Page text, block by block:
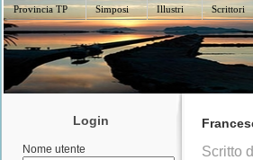
Provincia TP
Simposi Illustri Scrittori
Login
Nome utente
Scritto